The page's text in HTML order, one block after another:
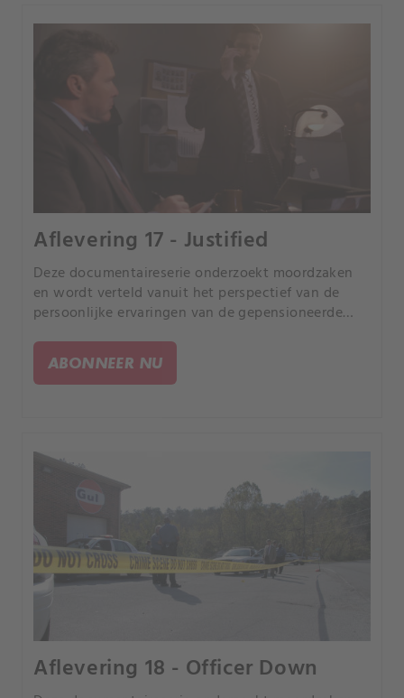
Aflevering 17 - Justified
Deze documentaireserie onderzoekt moordzaken
en wordt verteld vanuit het perspectief van de
persoonlijke ervaringen van de gepensioneerde
ABONNEER NU
Aflevering 18 - Officer Down